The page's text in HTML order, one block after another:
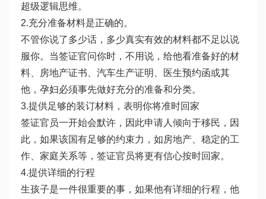
超级逻辑思维。
2.充分准备材料是正确的。
不管你说了多少话，多少真实有效的材料都不足以说
服你。当签证官问你时，不用说，给他看准备好的材
料、房地产证书、汽车生产证明、医生预约函或其
他，孕妇必须事先做好充分的准备和分类。
3.提供足够的装订材料，表明你将准时回家
签证官员一开始会默许，因此申请人倾向于移民，因
此，如果该国有足够的约束力，如房地产、稳定的工
作、家庭关系等，签证官员将更有信心按时回家。
4.提供详细的行程
生孩子是一件很重要的事，如果他有详细的行程，他